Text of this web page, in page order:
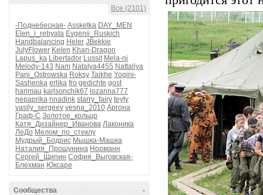
Все (2101)
-Поднебесная- Assketka DAY_MEN
Elen_i_rebyata Evgenij_Ruskich
Handbalancing Heler JBekkie
JulyFlower Kelen Khan-Dragon
Lapus_ka Libertador Lussit Mela-ni
Melody-143 Nam Natalya4455 Nattaliya
Pani_Ostrowska Roksy Taikhe Yogini-
Sashenka erlika fro gedichte gost
harimau karlsonchik67 lozanna777
nepaprika nnadink starry_fairy teyty
vasily_sergeev vesna_2010 Аргона
Граф-С Золотое_кольцо
Катя_Дизайнер_Иванова Лаконика
ЛеДо Мелом_по_стеклу
Мудрый_Бодрис Мышка-Машка
Наталия_Прошунина Норманн
Сергей_Щипин София_Выговская-
Блехман Юксаре
-
Сообщества